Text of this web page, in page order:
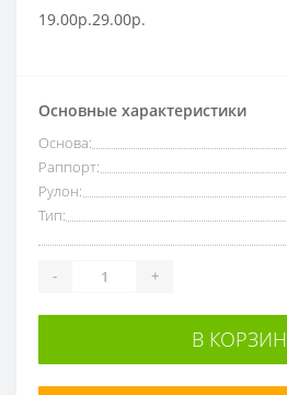
19.00р.29.00р.
Основные характеристики
Основа:
Раппорт:
Рулон:
Тип:
- +
В